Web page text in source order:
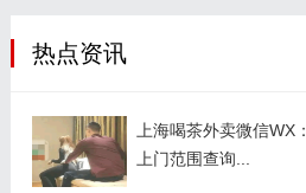
热点资讯
上海喝茶外卖微信WX：
上门范围查询...